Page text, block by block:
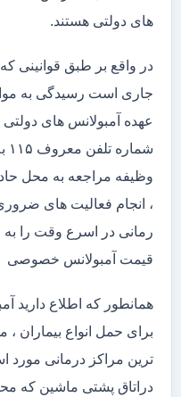
های دولتی هستند.
در واقع بر طبق قوانینی
جاری است رسیدگی به
عهده آمبولانس های
وظیفه مراجعه به محل
، انجام فعالیت های
رمانی در اسرع وقت را به
قیمت آمبولانس خصوصی
همانطور که اطلاع دارید
برای حمل انواع بیماران
ترین مراکز درمانی مورد
دراتاق پشتی ماشین که